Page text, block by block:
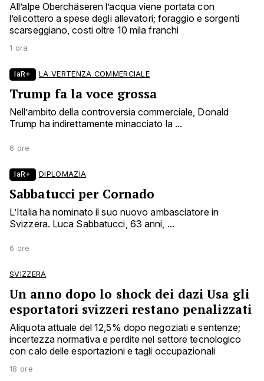
All’alpe Oberchäseren l’acqua viene portata con
l’elicottero a spese degli allevatori; foraggio e sorgenti
scarseggiano, costi oltre 10 mila franchi
1 ora
laR+ LA VERTENZA COMMERCIALE
Trump fa la voce grossa
Nell’ambito della controversia commerciale, Donald
Trump ha indirettamente minacciato la ...
6 ore
laR+ DIPLOMAZIA
Sabbatucci per Cornado
L’Italia ha nominato il suo nuovo ambasciatore in
Svizzera. Luca Sabbatucci, 63 anni, ...
6 ore
SVIZZERA
Un anno dopo lo shock dei dazi Usa gli
esportatori svizzeri restano penalizzati
Aliquota attuale del 12,5% dopo negoziati e sentenze;
incertezza normativa e perdite nel settore tecnologico
con calo delle esportazioni e tagli occupazionali
18 ore